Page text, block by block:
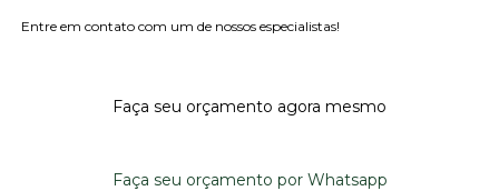
Entre em contato com um de nossos especialistas!
Faça seu orçamento agora mesmo
Faça seu orçamento por Whatsapp